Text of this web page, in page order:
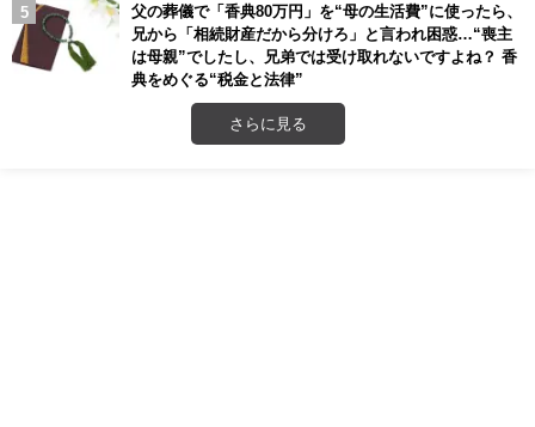
父の葬儀で「香典80万円」を“母の生活費”に使ったら、
兄から「相続財産だから分けろ」と言われ困惑…“喪主
は母親”でしたし、兄弟では受け取れないですよね？ 香
典をめぐる“税金と法律”
さらに見る